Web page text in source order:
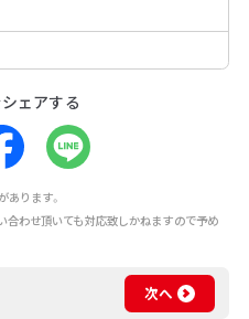
ェアする
ります。
わせ頂いても対応致しかねますので予め
次へ